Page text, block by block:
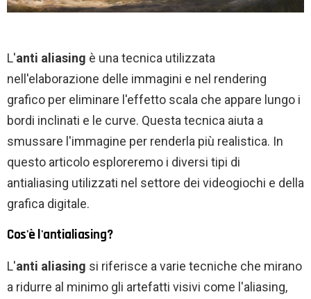
L'anti aliasing è una tecnica utilizzata
nell'elaborazione delle immagini e nel rendering
grafico per eliminare l'effetto scala che appare lungo i
bordi inclinati e le curve. Questa tecnica aiuta a
smussare l'immagine per renderla più realistica. In
questo articolo esploreremo i diversi tipi di
antialiasing utilizzati nel settore dei videogiochi e della
grafica digitale.
Cos'è l'antialiasing?
L'anti aliasing si riferisce a varie tecniche che mirano
a ridurre al minimo gli artefatti visivi come l'aliasing,